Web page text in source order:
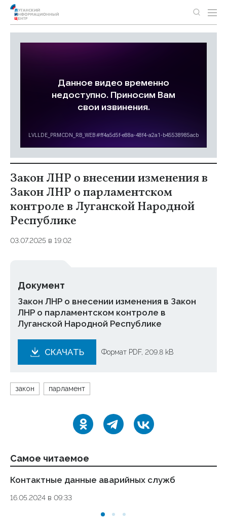
Закон ЛНР о внесении изменения в
Закон ЛНР о парламентском
контроле в Луганской Народной
Республике
03.07.2025 в 19:02
Документ
Закон ЛНР о внесении изменения в Закон
ЛНР о парламентском контроле в
Луганской Народной Республике
СКАЧАТЬ Формат PDF, 209.8 kB
закон парламент
Самое читаемое
Контактные данные аварийных служб
16.05.2024 в 09:33